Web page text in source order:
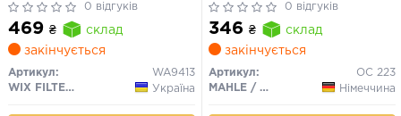
A/Renault Master III
(WA9413) WIX
0 відгуків
469 ₴
склад
закінчується
Артикул:
WA9413
WIX FILTERS
Україна
0 відгуків
346 ₴
склад
закінчується
Артикул:
OC 223
MAHLE / KNECHT
Німеччина